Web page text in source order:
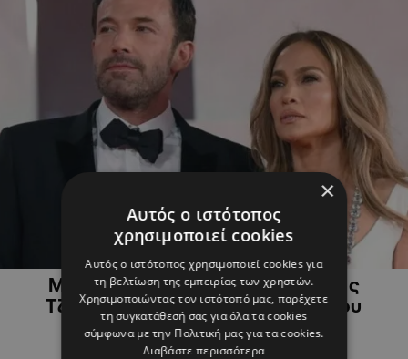
Mπεν Άφλεκ: Το πισωγύρισμα της
Τζένιφερ Λόπεζ και οι… βέρες που
εμφανίστηκαν
×
Αυτός ο ιστότοπος
χρησιμοποιεί cookies
Αυτός ο ιστότοπος χρησιμοποιεί cookies για
τη βελτίωση της εμπειρίας των χρηστών.
Χρησιμοποιώντας τον ιστότοπό μας, παρέχετε
τη συγκατάθεσή σας για όλα τα cookies
σύμφωνα με την Πολιτική μας για τα cookies.
Διαβάστε περισσότερα